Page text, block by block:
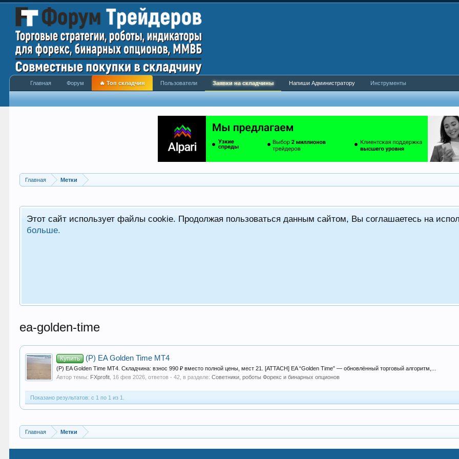
Главная Метки
Этот сайт использует файлы cookie. Продолжая пользоваться данным сайтом, Вы соглашаетесь на
больше.
ea-golden-time
Купить (Р) EA Golden Time МТ4
(Р) EA Golden Time МТ4. Складчина: взнос 990 ₽ вместо полной цены, мест 21. [ATTACH] EA “Golden Time” — обновлённый торговый алгоритм,...
Автор темы: FXprofit 16 фев 2026 , ответов - 42, в разделе:Советники, роботы Форекс и бинарных опционов
Показано результатов: с 1 по 1 из 1.
Главная Метки
Главная Форум 🔥 Топ складчин Пользователи Заявки на складчины Напиши Администратору Инструменты